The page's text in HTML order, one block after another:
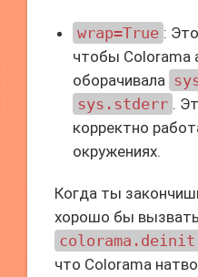
wrap=True :
чтобы Colorama
оборачивала
sys.stderr .
корректно
окружениях.
Когда ты
хорошо бы вызвать
что Colorama